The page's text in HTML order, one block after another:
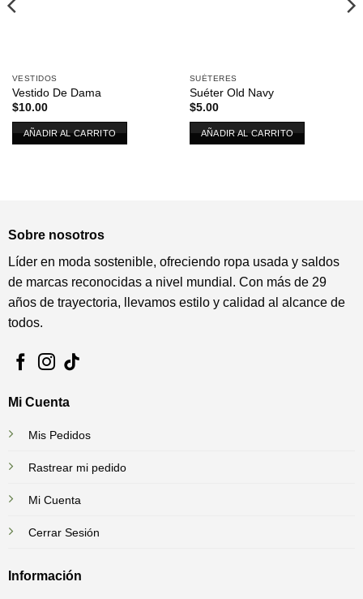
VESTIDOS
Vestido De Dama
$10.00
AÑADIR AL CARRITO
SUÉTERES
Suéter Old Navy
$5.00
AÑADIR AL CARRITO
Sobre nosotros
Líder en moda sostenible, ofreciendo ropa usada y saldos
de marcas reconocidas a nivel mundial. Con más de 29
años de trayectoria, llevamos estilo y calidad al alcance de
todos.
Mi Cuenta
Mis Pedidos
Rastrear mi pedido
Mi Cuenta
Cerrar Sesión
Información